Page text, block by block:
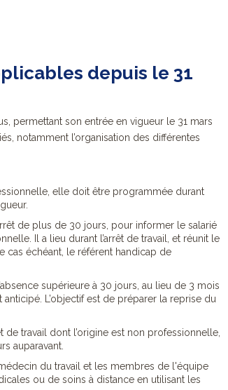
depuis le 31
permettant son entrée en vigueur le 31 mars
notamment l’organisation des différentes
elle doit être programmée durant
de plus de 30 jours, pour informer le salarié
Il a lieu durant l’arrêt de travail, et réunit le
cas échéant, le référent handicap de
supérieure à 30 jours, au lieu de 3 mois
L’objectif est de préparer la reprise du
de travail dont l’origine est non professionnelle,
auparavant.
du travail et les membres de l'équipe
ou de soins à distance en utilisant les